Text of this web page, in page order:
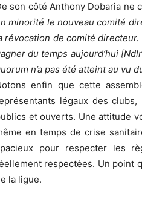
son côté Anthony Dobaria ne
minorité le nouveau comité
révocation de comité directeur.
du temps aujourd’hui
n’a pas été atteint au vu
enfin que cette
légaux des
et ouverts. Une attitude
en temps de crise
pour respecter les
respectées. Un point
la ligue.